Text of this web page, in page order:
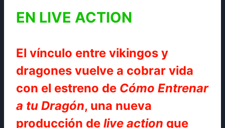
EN LIVE ACTION
El vínculo entre vikingos y
dragones vuelve a cobrar vida
con el estreno de Cómo Entrenar
a tu Dragón, una nueva
producción de live action que